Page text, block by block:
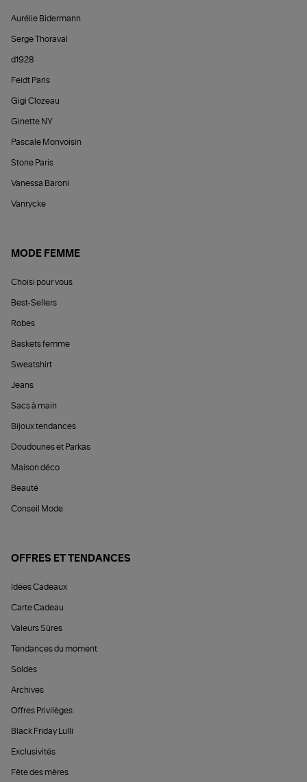
Aurélie Bidermann
Serge Thoraval
d1928
Feidt Paris
Gigi Clozeau
Ginette NY
Pascale Monvoisin
Stone Paris
Vanessa Baroni
Vanrycke
MODE FEMME
Choisi pour vous
Best-Sellers
Robes
Baskets femme
Sweatshirt
Jeans
Sacs à main
Bijoux tendances
Doudounes et Parkas
Maison déco
Beauté
Conseil Mode
OFFRES ET TENDANCES
Idées Cadeaux
Carte Cadeau
Valeurs Sûres
Tendances du moment
Soldes
Archives
Offres Privilèges
Black Friday Lulli
Exclusivités
Fête des mères